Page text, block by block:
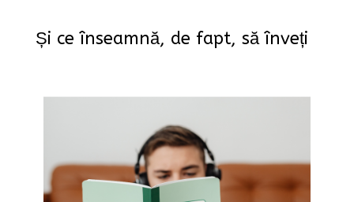
Și ce înseamnă, de fapt, să înveți